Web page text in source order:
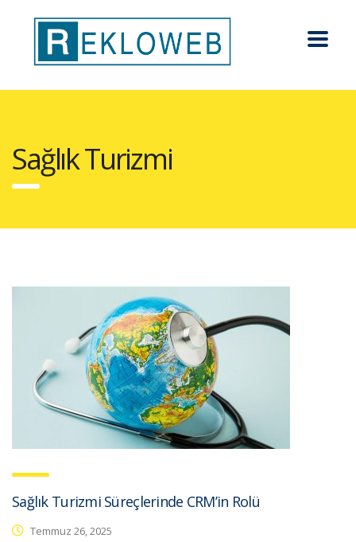
Sağlık Turizmi
Sağlık Turizmi Süreçlerinde CRM’in Rolü
Temmuz 26, 2025